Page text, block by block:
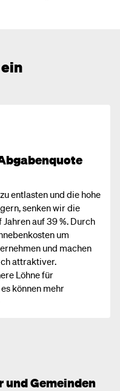
entlasten und die hohe
senken wir die
auf 39 %. Durch
um
und machen
attraktiver.
Löhne für
können mehr
und Gemeinden